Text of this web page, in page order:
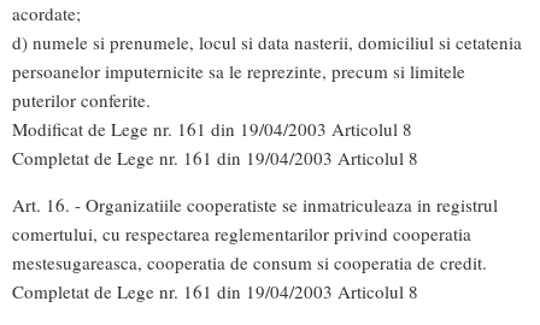
acordate;
d) numele si prenumele, locul si data nasterii, domiciliul si cetatenia
persoanelor imputernicite sa le reprezinte, precum si limitele
puterilor conferite.
Modificat de Lege nr. 161 din 19/04/2003 Articolul 8
Completat de Lege nr. 161 din 19/04/2003 Articolul 8
Art. 16. - Organizatiile cooperatiste se inmatriculeaza in registrul
comertului, cu respectarea reglementarilor privind cooperatia
mestesugareasca, cooperatia de consum si cooperatia de credit.
Completat de Lege nr. 161 din 19/04/2003 Articolul 8